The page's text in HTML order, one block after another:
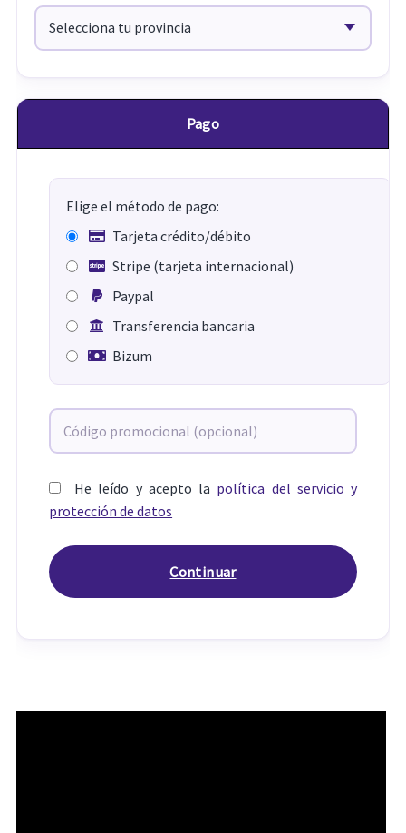
Pago
Elige el método de pago:
Tarjeta crédito/débito
Stripe (tarjeta internacional)
Paypal
Transferencia bancaria
Bizum
He leído y acepto la política del servicio y
protección de datos